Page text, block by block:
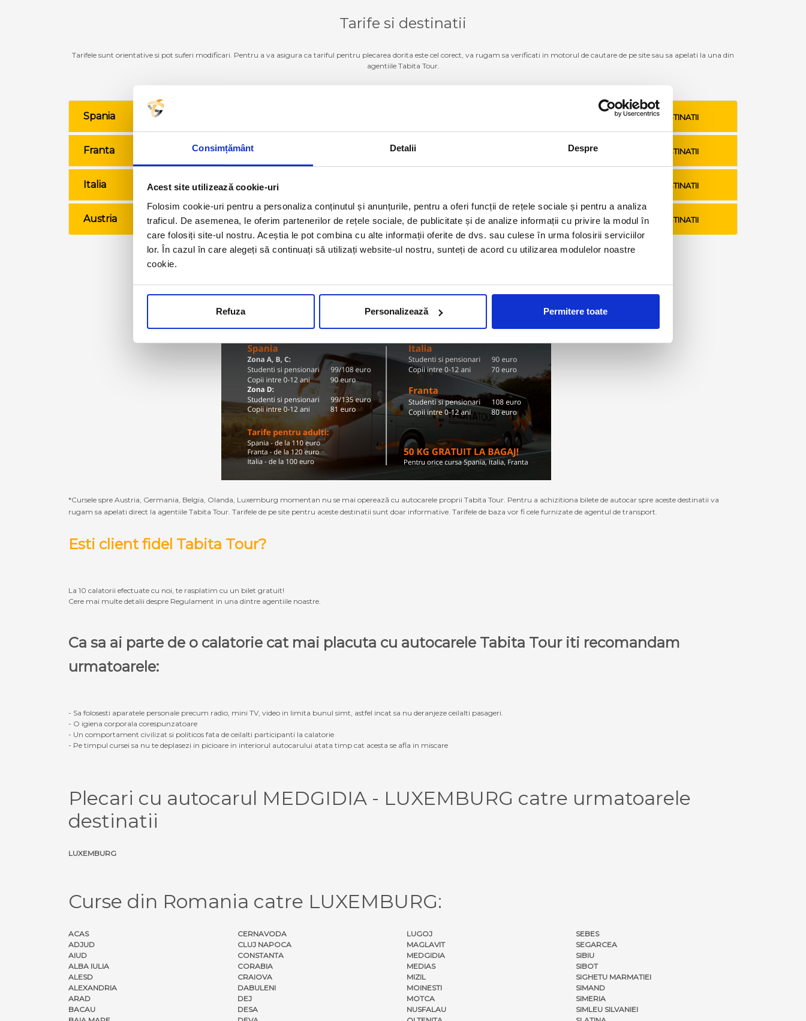
Consimțământ Detalii Despre
Acest site utilizează cookie-uri
Folosim cookie-uri pentru a personaliza conținutul și anunțurile, pentru a oferi funcții de rețele sociale și pentru a analiza
traficul. De asemenea, le oferim partenerilor de rețele sociale, de publicitate și de analize informații cu privire la modul în
care folosiți site-ul nostru. Aceștia le pot combina cu alte informații oferite de dvs. sau culese în urma folosirii serviciilor
lor. În cazul în care alegeți să continuați să utilizați website-ul nostru, sunteți de acord cu utilizarea modulelor noastre
cookie.
Refuza Personalizează Permitere toate
Tarife si destinatii
Tarifele sunt orientative si pot suferi modificari. Pentru a va asigura ca tariful pentru plecarea dorita este cel corect, va rugam sa verificati in motorul de cautare de pe site sau sa apelati la una din
agentiile Tabita Tour.
Spania
Franta
Italia VEZI TARIFE SI DESTINATII
Austria VEZI TARIFE SI DESTINATII
VEZI TARIFE SI DESTINATII
VEZI TARIFE SI DESTINATII
VEZI TARIFE SI DESTINATII
Olanda VEZI TARIFE SI DESTINATII
*Cursele spre Austria, Germania, Belgia, Olanda, Luxemburg momentan nu se mai operează cu autocarele proprii Tabita Tour. Pentru a achizitiona bilete de autocar spre aceste destinatii va
rugam sa apelati direct la agentiile Tabita Tour. Tarifele de pe site pentru aceste destinatii sunt doar informative. Tarifele de baza vor fi cele furnizate de agentul de transport.
Esti client fidel Tabita Tour?
La 10 calatorii efectuate cu noi, te rasplatim cu un bilet gratuit!
Cere mai multe detalii despre Regulament in una dintre agentiile noastre.
Ca sa ai parte de o calatorie cat mai placuta cu autocarele Tabita Tour iti recomandam
urmatoarele:
- Sa folosesti aparatele personale precum radio, mini TV, video in limita bunul simt, astfel incat sa nu deranjeze ceilalti pasageri.
- O igiena corporala corespunzatoare
- Un comportament civilizat si politicos fata de ceilalti participanti la calatorie
- Pe timpul cursei sa nu te deplasezi in picioare in interiorul autocarului atata timp cat acesta se afla in miscare
Plecari cu autocarul MEDGIDIA - LUXEMBURG catre urmatoarele
destinatii
LUXEMBURG
Curse din Romania catre LUXEMBURG:
ACAS
ADJUD
AIUD
ALBA IULIA
ALESD
ALEXANDRIA
ARAD
BACAU
CERNAVODA
CLUJ NAPOCA
CONSTANTA
CORABIA
CRAIOVA
DABULENI
DEJ
DESA
LUGOJ
MAGLAVIT
MEDGIDIA
MEDIAS
MIZIL
MOINESTI
MOTCA
NUSFALAU
SEBES
SEGARCEA
SIBIU
SIBOT
SIGHETU MARMATIEI
SIMAND
SIMERIA
SIMLEU SILVANIEI